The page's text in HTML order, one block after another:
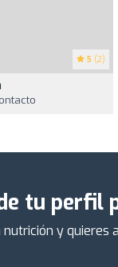
5 (2)
tu perfil
nutrición y